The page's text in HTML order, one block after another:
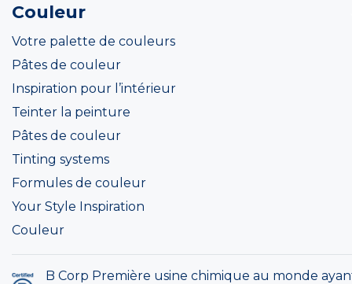
Couleur
Votre palette de couleurs
Pâtes de couleur
Inspiration pour l’intérieur
Teinter la peinture
Pâtes de couleur
Tinting systems
Formules de couleur
Your Style Inspiration
Couleur
B Corp Première usine chimique au monde